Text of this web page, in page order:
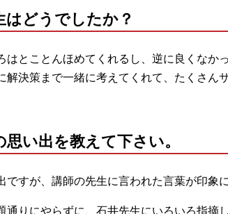
はどうでしたか？
はとことんほめてくれるし、逆に良くなか
解決策まで一緒に考えてくれて、たくさん
い出を教えて下さい。
ですが、講師の先生に言われた言葉が印象
通りにやらずに、石井先生にいろいろ指摘